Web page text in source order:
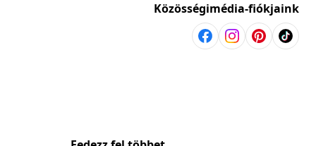
Közösségimédia-fiókjaink